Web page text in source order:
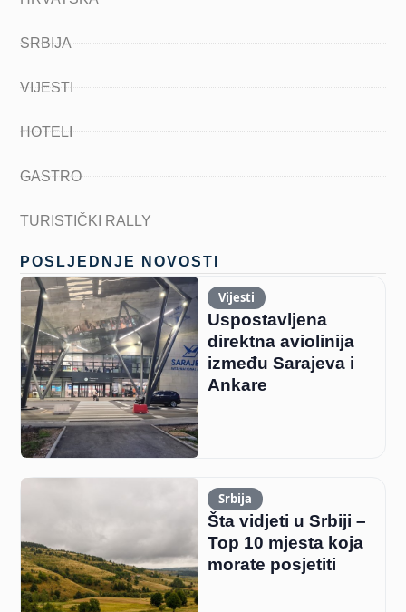
SRBIJA
VIJESTI
HOTELI
GASTRO
TURISTIČKI RALLY
POSLJEDNJE NOVOSTI
Vijesti
Uspostavljena
direktna aviolinija
između Sarajeva i
Ankare
Srbija
Šta vidjeti u Srbiji –
Top 10 mjesta koja
morate posjetiti